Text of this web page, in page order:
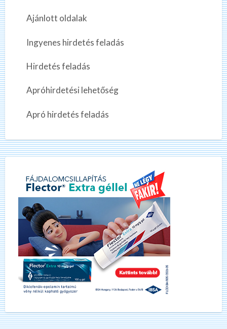
Ajánlott oldalak
Ingyenes hirdetés feladás
Hirdetés feladás
Apróhirdetési lehetőség
Apró hirdetés feladás